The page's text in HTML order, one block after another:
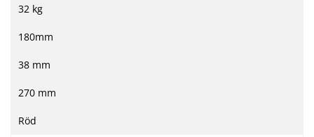
32 kg
180mm
38 mm
270 mm
Röd